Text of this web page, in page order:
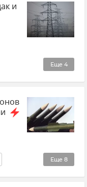
и
Еще 4
Еще 8